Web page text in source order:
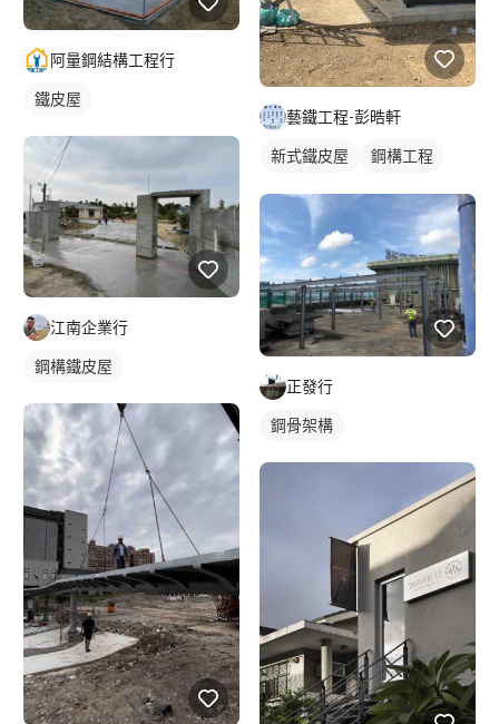
阿量鋼結構工程行
鐵皮屋
江南企業行
鋼構鐵皮屋
藝鐵工程-彭晧軒
新式鐵皮屋
鋼構工程
鐵工工地
鐵皮屋
裝潢板
正發行
鋼骨架構